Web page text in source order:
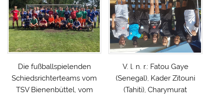
Die fußballspielenden
Schiedsrichterteams vom
TSV Bienenbüttel, vom
V. l. n. r.: Fatou Gaye
(Senegal), Kader Zitouni
(Tahiti), Charymurat